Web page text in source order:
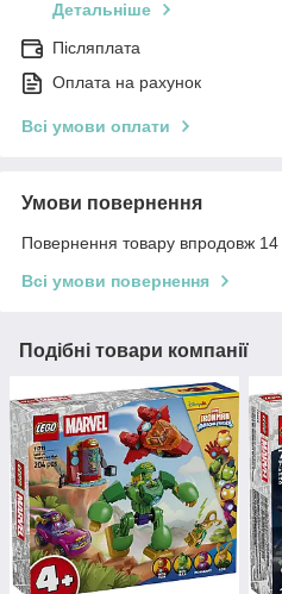
Детальніше
Післяплата
Оплата на рахунок
Всі умови оплати
Умови повернення
Повернення товару впродовж 14
Всі умови повернення
Подібні товари компанії